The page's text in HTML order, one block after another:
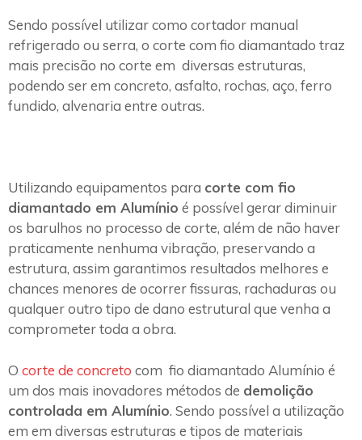
Sendo possível utilizar como cortador manual
refrigerado ou serra, o corte com fio diamantado traz
mais precisão no corte em diversas estruturas,
podendo ser em concreto, asfalto, rochas, aço, ferro
fundido, alvenaria entre outras.
Utilizando equipamentos para corte com fio
diamantado em Alumínio é possível gerar diminuir
os barulhos no processo de corte, além de não haver
praticamente nenhuma vibração, preservando a
estrutura, assim garantimos resultados melhores e
chances menores de ocorrer fissuras, rachaduras ou
qualquer outro tipo de dano estrutural que venha a
comprometer toda a obra.
O corte de concreto com fio diamantado Alumínio é
um dos mais inovadores métodos de demolição
controlada em Alumínio. Sendo possível a utilização
em em diversas estruturas e tipos de materiais